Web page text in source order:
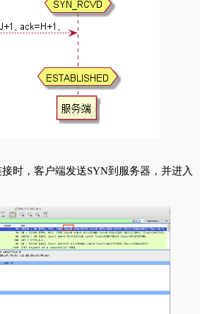
时，客户端发送SYN到服务器，并进入